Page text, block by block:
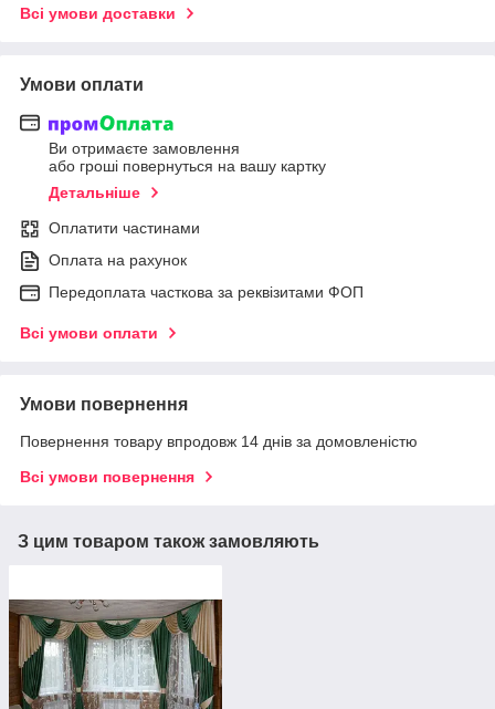
Всі умови доставки
Умови оплати
Ви отримаєте замовлення
або гроші повернуться на вашу картку
Детальніше
Оплатити частинами
Оплата на рахунок
Передоплата часткова за реквізитами ФОП
Всі умови оплати
Умови повернення
Повернення товару впродовж 14 днів за домовленістю
Всі умови повернення
З цим товаром також замовляють